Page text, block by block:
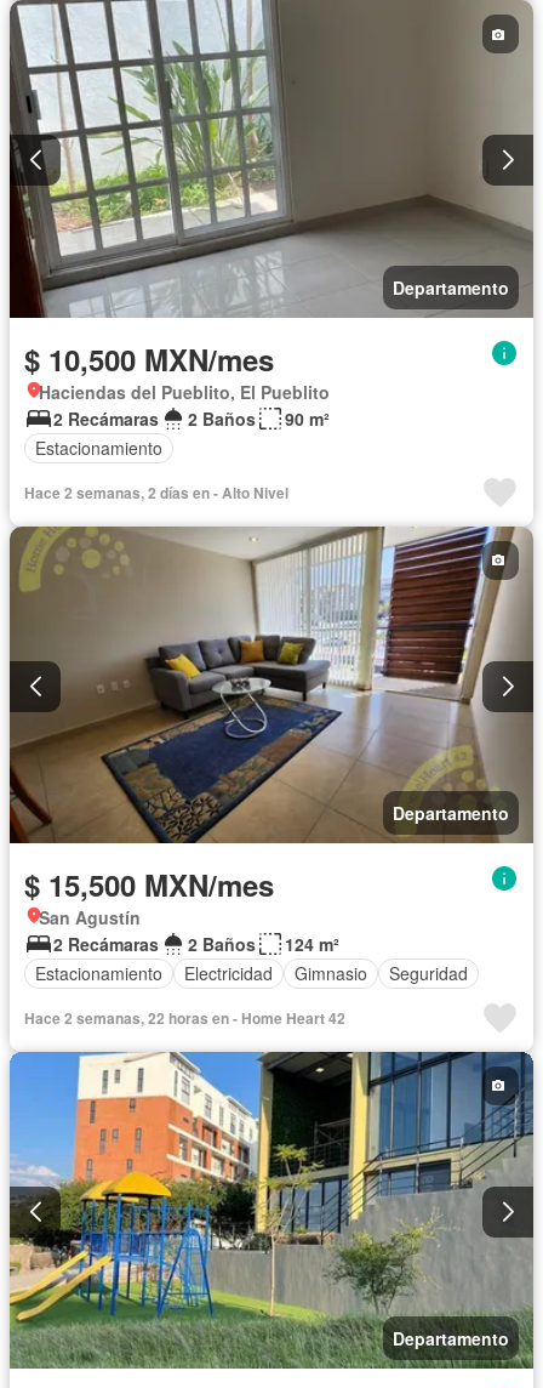
Azotea Agua Asador
Zonas verdes
Vista panorámica
Recámara con closet
Caseta de vigilancia
Wifi
Permite mascotas
Permite niños
Sin amueblar
Departamento
$ 10,500 MXN/mes
Haciendas del Pueblito, El Pueblito
2 Recámaras
2 Baños
90 m²
Estacionamiento
Hace 2 semanas, 2 días en - Alto Nivel
Departamento
$ 15,500 MXN/mes
San Agustín
2 Recámaras
2 Baños
124 m²
Estacionamiento
Electricidad Gimnasio Seguridad
Hace 2 semanas, 22 horas en - Home Heart 42
Departamento